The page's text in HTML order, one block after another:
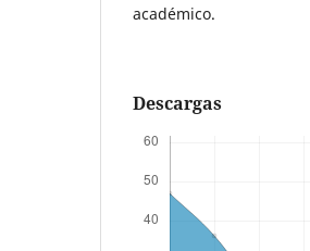
académico.
Descargas